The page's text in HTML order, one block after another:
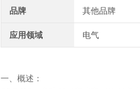
品牌 其他品牌
应用领域 电气
一、概述：